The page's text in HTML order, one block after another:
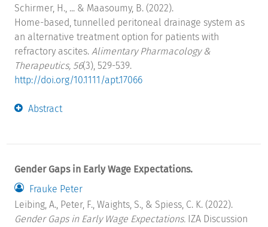
Schirmer, H., ... & Maasoumy, B. (2022).
Home-based, tunnelled peritoneal drainage system as
an alternative treatment option for patients with
refractory ascites. Alimentary Pharmacology &
Therapeutics, 56(3), 529-539.
http://doi.org/10.1111/apt.17066
Abstract
Gender Gaps in Early Wage Expectations.
Frauke Peter
Leibing, A., Peter, F., Waights, S., & Spiess, C. K. (2022).
Gender Gaps in Early Wage Expectations. IZA Discussion